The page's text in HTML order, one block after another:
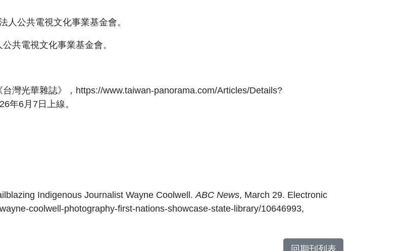
公共電視文化事業基金會。
共電視文化事業基金會。
光華雜誌》，https://www.taiwan-panorama.com/Articles/Details?
年6月7日上線。
Indigenous Journalist Wayne Coolwell.ABC News, March 29. Electronic
coolwell-photography-first-nations-showcase-state-library/10646993,
回期刊列表